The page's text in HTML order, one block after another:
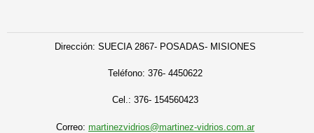
Dirección: SUECIA 2867- POSADAS- MISIONES
Teléfono: 376- 4450622
Cel.: 376- 154560423
Correo: martinezvidrios@martinez-vidrios.com.ar